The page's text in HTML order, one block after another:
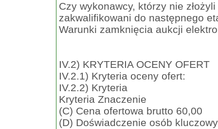
Czy wykonawcy, którzy nie
zakwalifikowani do następnego
Warunki zamknięcia aukcji
IV.2) KRYTERIA OCENY OFERT
IV.2.1) Kryteria oceny ofert:
IV.2.2) Kryteria
Kryteria Znaczenie
(C) Cena ofertowa brutto 60,00
(D) Doświadczenie osób